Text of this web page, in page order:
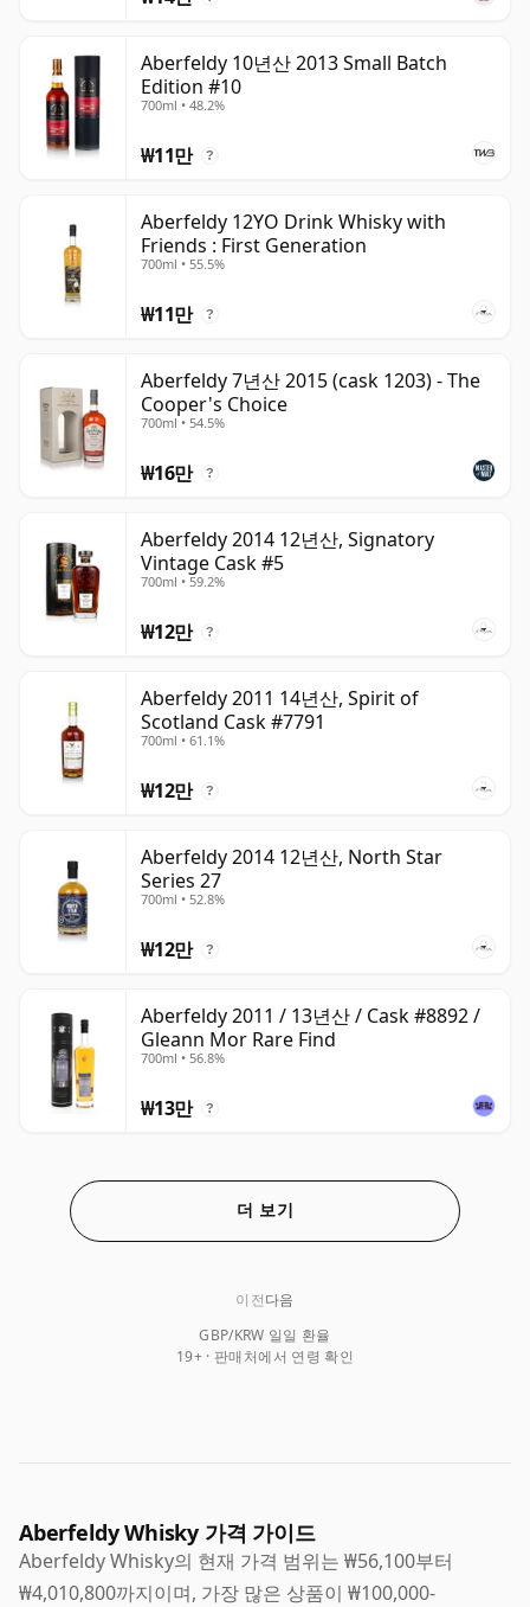
Aberfeldy 10년산 2013 Small Batch
Edition #10
700ml • 48.2%
₩11만 ?
Aberfeldy 12YO Drink Whisky with
Friends : First Generation
700ml • 55.5%
₩11만 ?
Aberfeldy 7년산 2015 (cask 1203) - The
Cooper's Choice
700ml • 54.5%
₩16만 ?
Aberfeldy 2014 12년산, Signatory
Vintage Cask #5
700ml • 59.2%
₩12만 ?
Aberfeldy 2011 14년산, Spirit of
Scotland Cask #7791
700ml • 61.1%
₩12만 ?
Aberfeldy 2014 12년산, North Star
Series 27
700ml • 52.8%
₩12만 ?
Aberfeldy 2011 / 13년산 / Cask #8892 /
Gleann Mor Rare Find
700ml • 56.8%
₩13만 ?
더 보기
GBP/KRW 일일 환율
19+ · 판매처에서 연령 확인
이전다음
Aberfeldy Whisky 가격 가이드
Aberfeldy Whisky의 현재 가격 범위는 ₩56,100부터
₩4,010,800까지이며, 가장 많은 상품이 ₩100,000-